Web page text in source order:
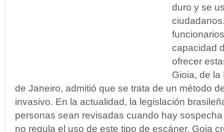
duro y se
capacidad
ofrecer
Gioia, de
de Janeiro, admitió que se trata de un método
invasivo. En la actualidad, la legislación
personas sean revisadas cuando hay
no regula el uso de este tipo de escáner. Goia